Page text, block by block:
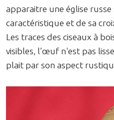
apparaitre une église
caractéristique et de sa
Les traces des ciseaux à
visibles, l’œuf n'est pas
plait par son aspect